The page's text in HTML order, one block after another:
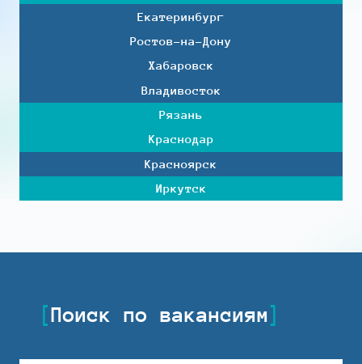
Екатеринбург
Ростов-на-Дону
Хабаровск
Владивосток
Рязань
Краснодар
Красноярск
Иркутск
Поиск по вакансиям